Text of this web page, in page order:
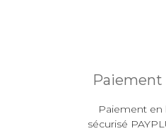
Paiement
Paiement en
sécurisé